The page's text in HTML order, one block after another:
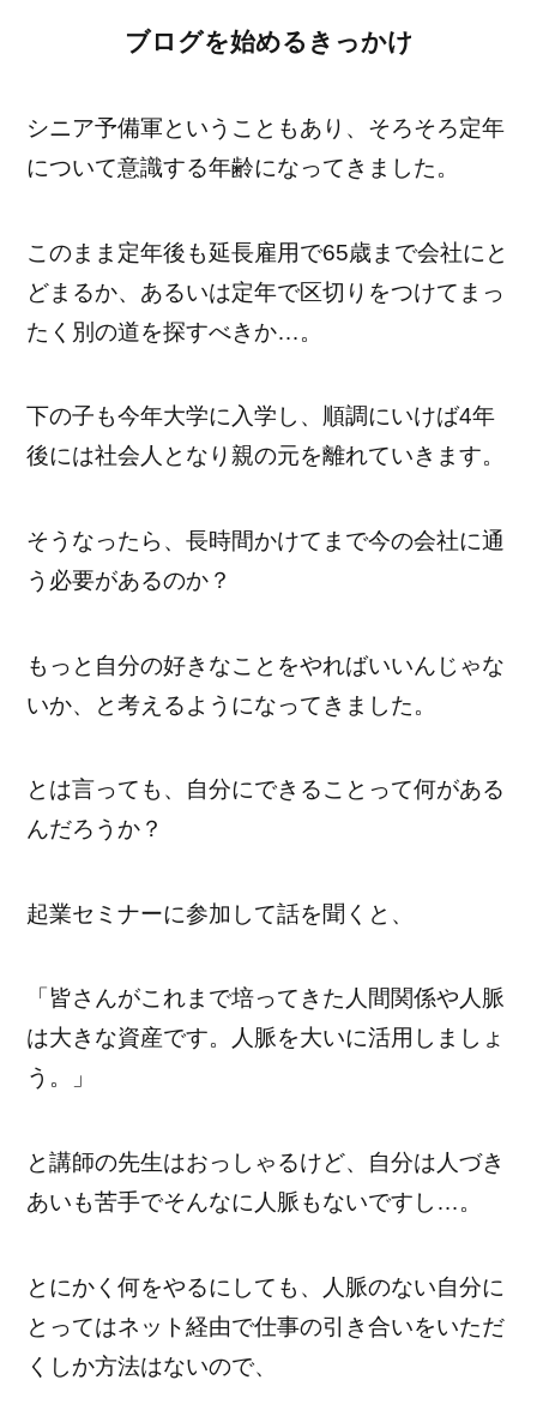
ブログを始めるきっかけ
シニア予備軍ということもあり、そろそろ定年
について意識する年齢になってきました。
このまま定年後も延長雇用で65歳まで会社にと
どまるか、あるいは定年で区切りをつけてまっ
たく別の道を探すべきか…。
下の子も今年大学に入学し、順調にいけば4年
後には社会人となり親の元を離れていきます。
そうなったら、長時間かけてまで今の会社に通
う必要があるのか？
もっと自分の好きなことをやればいいんじゃな
いか、と考えるようになってきました。
とは言っても、自分にできることって何がある
んだろうか？
起業セミナーに参加して話を聞くと、
「皆さんがこれまで培ってきた人間関係や人脈
は大きな資産です。人脈を大いに活用しましょ
う。」
と講師の先生はおっしゃるけど、自分は人づき
あいも苦手でそんなに人脈もないですし…。
とにかく何をやるにしても、人脈のない自分に
とってはネット経由で仕事の引き合いをいただ
くしか方法はないので、